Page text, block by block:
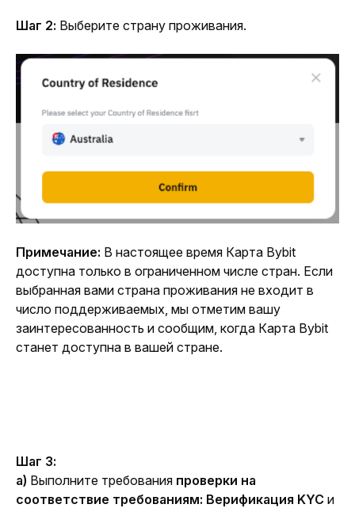
Шаг 2: Выберите страну проживания.
Примечание: В настоящее время Карта Bybit
доступна только в ограниченном числе стран. Если
выбранная вами страна проживания не входит в
число поддерживаемых, мы отметим вашу
заинтересованность и сообщим, когда Карта Bybit
станет доступна в вашей стране.
Шаг 3:
a) Выполните требования проверки на
соответствие требованиям: Верификация KYC и